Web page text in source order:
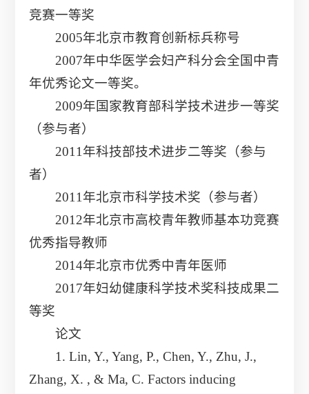
竞赛一等奖
2005年北京市教育创新标兵称号
2007年中华医学会妇产科分会全国中青
年优秀论文一等奖。
2009年国家教育部科学技术进步一等奖
（参与者）
2011年科技部技术进步二等奖（参与
者）
2011年北京市科学技术奖（参与者）
2012年北京市高校青年教师基本功竞赛
优秀指导教师
2014年北京市优秀中青年医师
2017年妇幼健康科学技术奖科技成果二
等奖
论文
1. Lin, Y., Yang, P., Chen, Y., Zhu, J.,
Zhang, X. , & Ma, C. Factors inducing